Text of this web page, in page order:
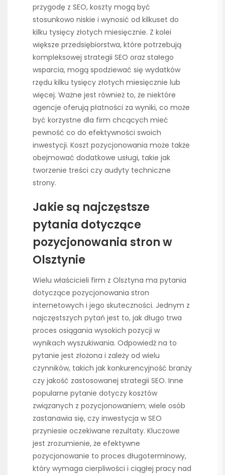
przygodę z SEO, koszty mogą być
stosunkowo niskie i wynosić od kilkuset do
kilku tysięcy złotych miesięcznie. Z kolei
większe przedsiębiorstwa, które potrzebują
kompleksowej strategii SEO oraz stałego
wsparcia, mogą spodziewać się wydatków
rzędu kilku tysięcy złotych miesięcznie lub
więcej. Ważne jest również to, że niektóre
agencje oferują płatności za wyniki, co może
być korzystne dla firm chcących mieć
pewność co do efektywności swoich
inwestycji. Koszt pozycjonowania może także
obejmować dodatkowe usługi, takie jak
tworzenie treści czy audyty techniczne
strony.
Jakie są najczęstsze
pytania dotyczące
pozycjonowania stron w
Olsztynie
Wielu właścicieli firm z Olsztyna ma pytania
dotyczące pozycjonowania stron
internetowych i jego skuteczności. Jednym z
najczęstszych pytań jest to, jak długo trwa
proces osiągania wysokich pozycji w
wynikach wyszukiwania. Odpowiedź na to
pytanie jest złożona i zależy od wielu
czynników, takich jak konkurencyjność branży
czy jakość zastosowanej strategii SEO. Inne
popularne pytanie dotyczy kosztów
związanych z pozycjonowaniem; wiele osób
zastanawia się, czy inwestycja w SEO
przyniesie oczekiwane rezultaty. Kluczowe
jest zrozumienie, że efektywne
pozycjonowanie to proces długoterminowy,
który wymaga cierpliwości i ciągłej pracy nad